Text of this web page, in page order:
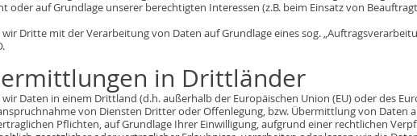
oder auf Grundlage unserer berechtigten Interessen (z.B. beim Einsatz von
Dritte mit der Verarbeitung von Daten auf Grundlage eines sog.
in Drittländer
Daten in einem Drittland (d.h. außerhalb der Europäischen Union (EU) oder des
von Diensten Dritter oder Offenlegung, bzw. Übermittlung von Daten
Pflichten, auf Grundlage Ihrer Einwilligung, aufgrund einer rechtlichen